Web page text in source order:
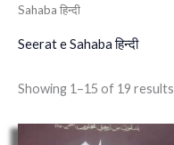
Sahaba हिन्दी
Seerat e Sahaba हिन्दी
Showing 1–15 of 19 results